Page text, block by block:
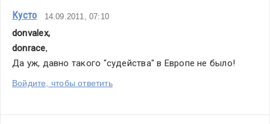
Кусто 14.09.2011, 07:10
donvalex,
donrace,
Да уж, давно такого "судейства" в Европе не было!
Войдите, чтобы ответить